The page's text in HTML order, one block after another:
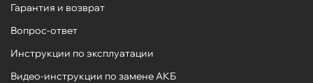
Гарантия и возврат
Вопрос-ответ
Инструкции по эксплуатации
Видео-инструкции по замене АКБ